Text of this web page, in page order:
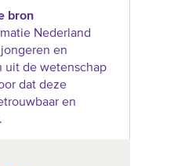
bron
Nederland
en
uit de wetenschap
dat deze
en